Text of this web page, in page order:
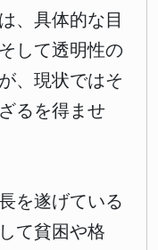
、具体的な目
して透明性の
、現状ではそ
るを得ませ
を遂げている
て貧困や格